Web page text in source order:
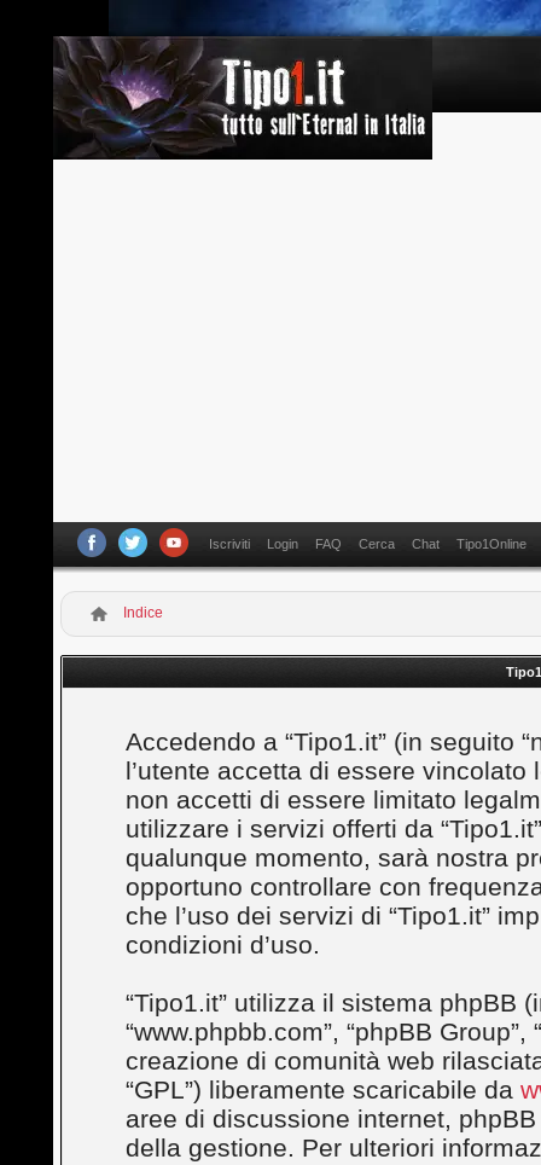
Iscriviti Login FAQ Cerca Chat Tipo1Online
Indice
Accedendo a “Tipo1.it” (in seguito
l’utente accetta di essere
non accetti di essere limitato
utilizzare i servizi offerti da
qualunque momento, sarà nostra
opportuno controllare con
che l’uso dei servizi di “Tipo1.it”
condizioni d’uso.
“Tipo1.it” utilizza il sistema phpBB
“www.phpbb.com”, “phpBB
creazione di comunità web
“GPL”) liberamente scaricabile da
aree di discussione internet,
della gestione. Per ulteriori